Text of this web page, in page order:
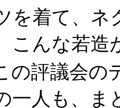
を着て、
こんな若造
の評議会の
一人も、ま